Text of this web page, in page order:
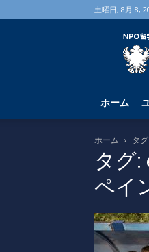
土曜日, 8月 8,
ホーム
ホーム タグ
タグ:
ペイ